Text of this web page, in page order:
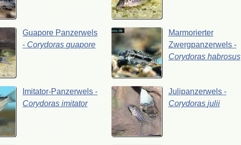
Guapore Panzerwels
- Corydorasguapore
Marmorierter
Zwergpanzerwels -
Corydoras habrosus
Imitator-Panzerwels-
Corydorasimitator
Julipanzerwels -
Corydoras julii